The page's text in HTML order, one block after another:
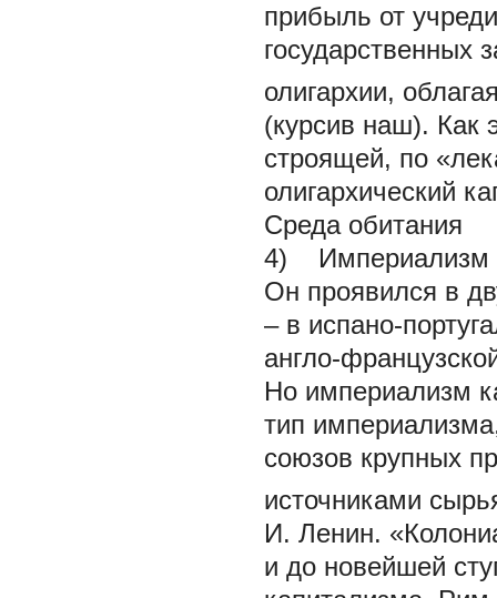
прибыль от
государственных
олигархии,
(курсив наш). Как
строящей, по
олигархический
Среда обитания
4) Империализм
Он проявился в
– в испано-
англо-
Но империализм
тип
союзов крупных
источниками
И. Ленин.
и до новейшей